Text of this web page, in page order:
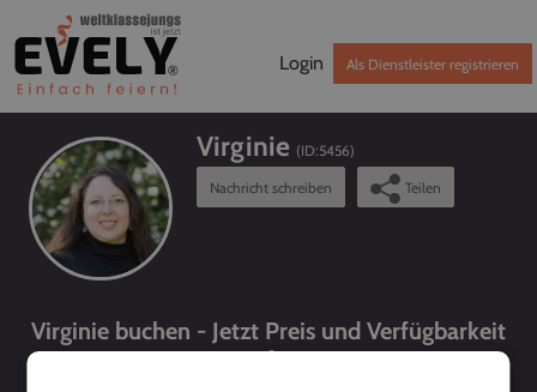
Login Als Dienstleister registrieren
Virginie (ID:5456)
Nachricht schreiben Teilen
Virginie buchen - Jetzt Preis und Verfügbarkeit
prüfen!